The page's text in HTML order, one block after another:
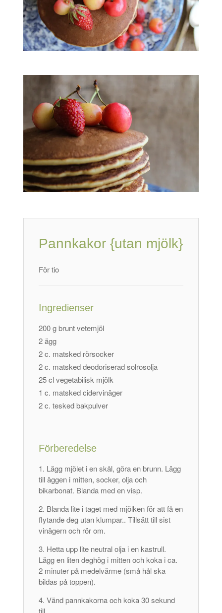
Pannkakor {utan mjölk}
För tio
Ingredienser
200 g brunt vetemjöl
2 ägg
2 c. matsked rörsocker
2 c. matsked deodoriserad solrosolja
25 cl vegetabilisk mjölk
1 c. matsked cidervinäger
2 c. tesked bakpulver
Förberedelse
Lägg mjölet i en skål, göra en brunn. Lägg
till äggen i mitten, socker, olja och
bikarbonat. Blanda med en visp.
Blanda lite i taget med mjölken för att få en
flytande deg utan klumpar.. Tillsätt till sist
vinägern och rör om.
Hetta upp lite neutral olja i en kastrull.
Lägg en liten deghög i mitten och koka i ca.
2 minuter på medelvärme (små hål ska
bildas på toppen).
Vänd pannkakorna och koka 30 sekund
till.